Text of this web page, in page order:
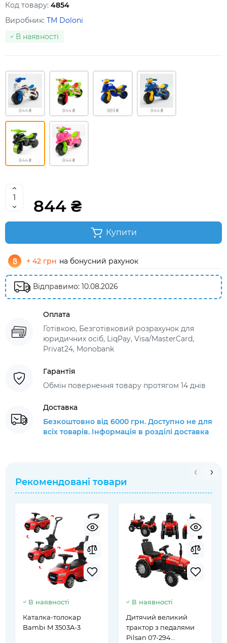
Код товару: 4854
Виробник: TM Doloni
В наявності
844 ₴ 844 ₴ 989 ₴ 844 ₴
844 ₴ 844 ₴
844 ₴
Купити
+ 42 грн на бонусний рахунок
Відправимо: 10.08.2026
Оплата
Готівкою, Безготівковий розрахунок для
юридичних осіб, LiqPay, Visa/MasterCard,
Privat24, Monobank
Гарантія
Обмін повернення товару протягом 14 днів
Доставка
Безкоштовно від 6000 грн. Доступно не для
всіх товарів. Інформація в розділі доставка
Рекомендовані товари
В наявності
Каталка-толокар
Bambi M 3503A-3
В наявності
Дитячий великий
трактор з педалями
Pilsan 07-294